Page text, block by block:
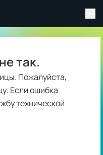
так.
Пожалуйста,
Если ошибка
технической